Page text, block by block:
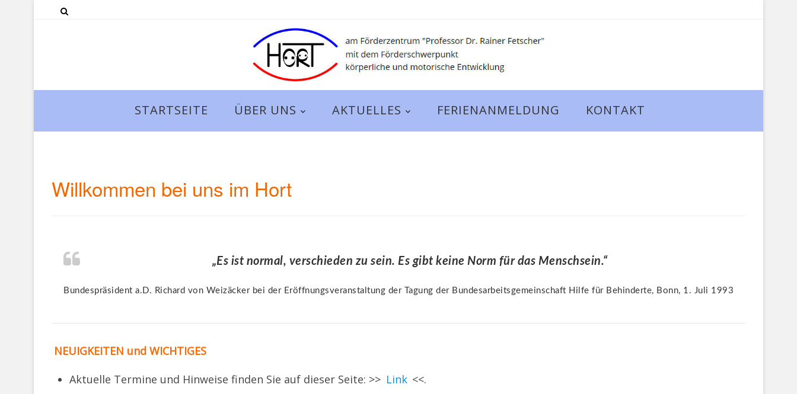
STARTSEITE ÜBER UNS AKTUELLES FERIENANMELDUNG KONTAKT
Willkommen bei uns im Hort
„Es ist normal, verschieden zu sein. Es gibt keine Norm für das Menschsein.“
Bundespräsident a.D. Richard von Weizäcker bei der Eröffnungsveranstaltung der Tagung der Bundesarbeitsgemeinschaft Hilfe für Behinderte, Bonn, 1. Juli 1993
NEUIGKEITEN und WICHTIGES
Aktuelle Termine und Hinweise finden Sie auf dieser Seite: >> Link <<.